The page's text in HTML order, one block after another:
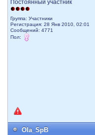
Постоянный участник
Группа: Участники
Регистрация: 28 Янв 2010, 02:01
Сообщений: 4771
Пол:
Ola_SpB